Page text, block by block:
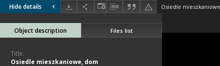
Hide details
Object description Files list
Title:
Osiedle mieszkaniowe, dom